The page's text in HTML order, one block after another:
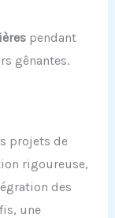
pendant
gênantes.
projets de
rigoureuse,
des
une